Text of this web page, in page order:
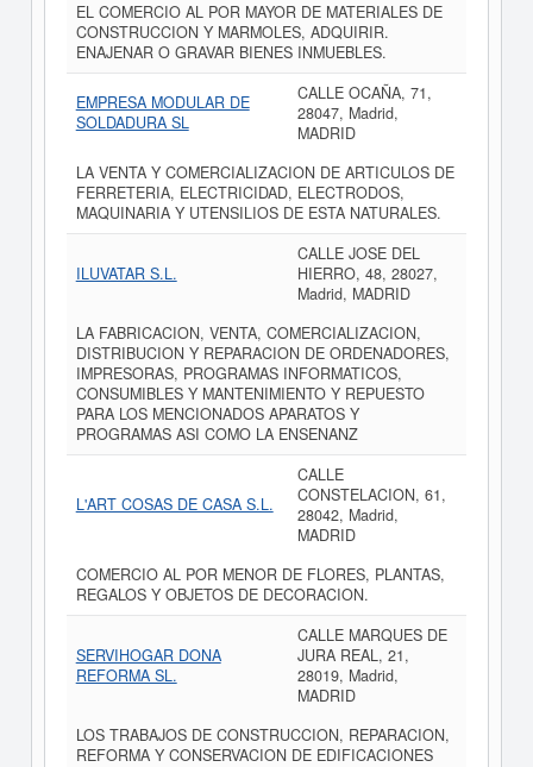
EL COMERCIO AL POR MAYOR DE MATERIALES DE
CONSTRUCCION Y MARMOLES, ADQUIRIR.
ENAJENAR O GRAVAR BIENES INMUEBLES.
EMPRESA MODULAR DE
SOLDADURA SL
CALLE OCAÑA, 71,
28047, Madrid,
MADRID
LA VENTA Y COMERCIALIZACION DE ARTICULOS DE
FERRETERIA, ELECTRICIDAD, ELECTRODOS,
MAQUINARIA Y UTENSILIOS DE ESTA NATURALES.
ILUVATAR S.L.
CALLE JOSE DEL
HIERRO, 48, 28027,
Madrid, MADRID
LA FABRICACION, VENTA, COMERCIALIZACION,
DISTRIBUCION Y REPARACION DE ORDENADORES,
IMPRESORAS, PROGRAMAS INFORMATICOS,
CONSUMIBLES Y MANTENIMIENTO Y REPUESTO
PARA LOS MENCIONADOS APARATOS Y
PROGRAMAS ASI COMO LA ENSENANZ
L'ART COSAS DE CASA S.L.
CALLE
CONSTELACION, 61,
28042, Madrid,
MADRID
COMERCIO AL POR MENOR DE FLORES, PLANTAS,
REGALOS Y OBJETOS DE DECORACION.
SERVIHOGAR DONA
REFORMA SL.
CALLE MARQUES DE
JURA REAL, 21,
28019, Madrid,
MADRID
LOS TRABAJOS DE CONSTRUCCION, REPARACION,
REFORMA Y CONSERVACION DE EDIFICACIONES